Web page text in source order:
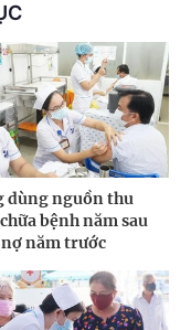
dùng nguồn thu
bệnh năm sau
năm trước